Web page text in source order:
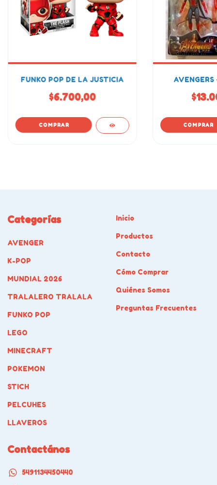
FUNKO POP DE LA JUSTICIA
$6.700,00
Categorías
AVENGER
K-POP
MUNDIAL 2026
TRALALERO TRALALA
FUNKO POP
LEGO
MINECRAFT
POKEMON
STICH
PELCUHES
LLAVEROS
Inicio
Productos
Contacto
Cómo Comprar
Quiénes Somos
Preguntas Frecuentes
Contactános
5491134450440